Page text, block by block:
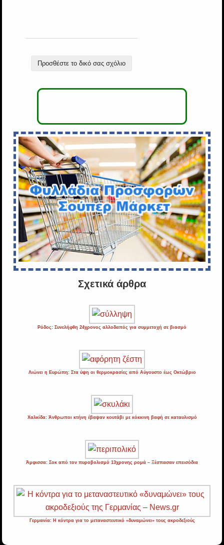
Προσθέστε το δικό σας σχόλιο
Σχετικά άρθρα
Ρόδος: Συνελήφθη 24χρονος αλλοδαπός για συμμετοχή σε βιασμό
Λιώνει η Ευρώπη: Στα ύψη οι θερμοκρασίες από Αύγουστο έως Οκτώβριο
Χαλκίδα: Άνθρωποι κτήνη έβαψαν κουτάβι με κόκκινη βαφή σε καταυλισμό
Άμφισσα: Σοκ από τον πυροβολισμό 13χρονης ρομά – Ξέσπασαν επεισόδια
Γερμανία: Η κόντρα για το μεταναστευτικό «δυναμώνει» τους ακροδεξιούς